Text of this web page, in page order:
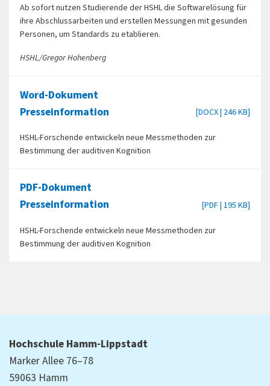
Ab sofort nutzen Studierende der HSHL die Softwarelösung für
ihre Abschlussarbeiten und erstellen Messungen mit gesunden
Personen, um Standards zu etablieren.
HSHL/Gregor Hohenberg
Word-Dokument
Presseinformation
[DOCX | 246 KB]
HSHL-Forschende entwickeln neue Messmethoden zur
Bestimmung der auditiven Kognition
PDF-Dokument
Presseinformation
[PDF | 195 KB]
HSHL-Forschende entwickeln neue Messmethoden zur
Bestimmung der auditiven Kognition
Hochschule Hamm-Lippstadt
Marker Allee 76–78
59063 Hamm